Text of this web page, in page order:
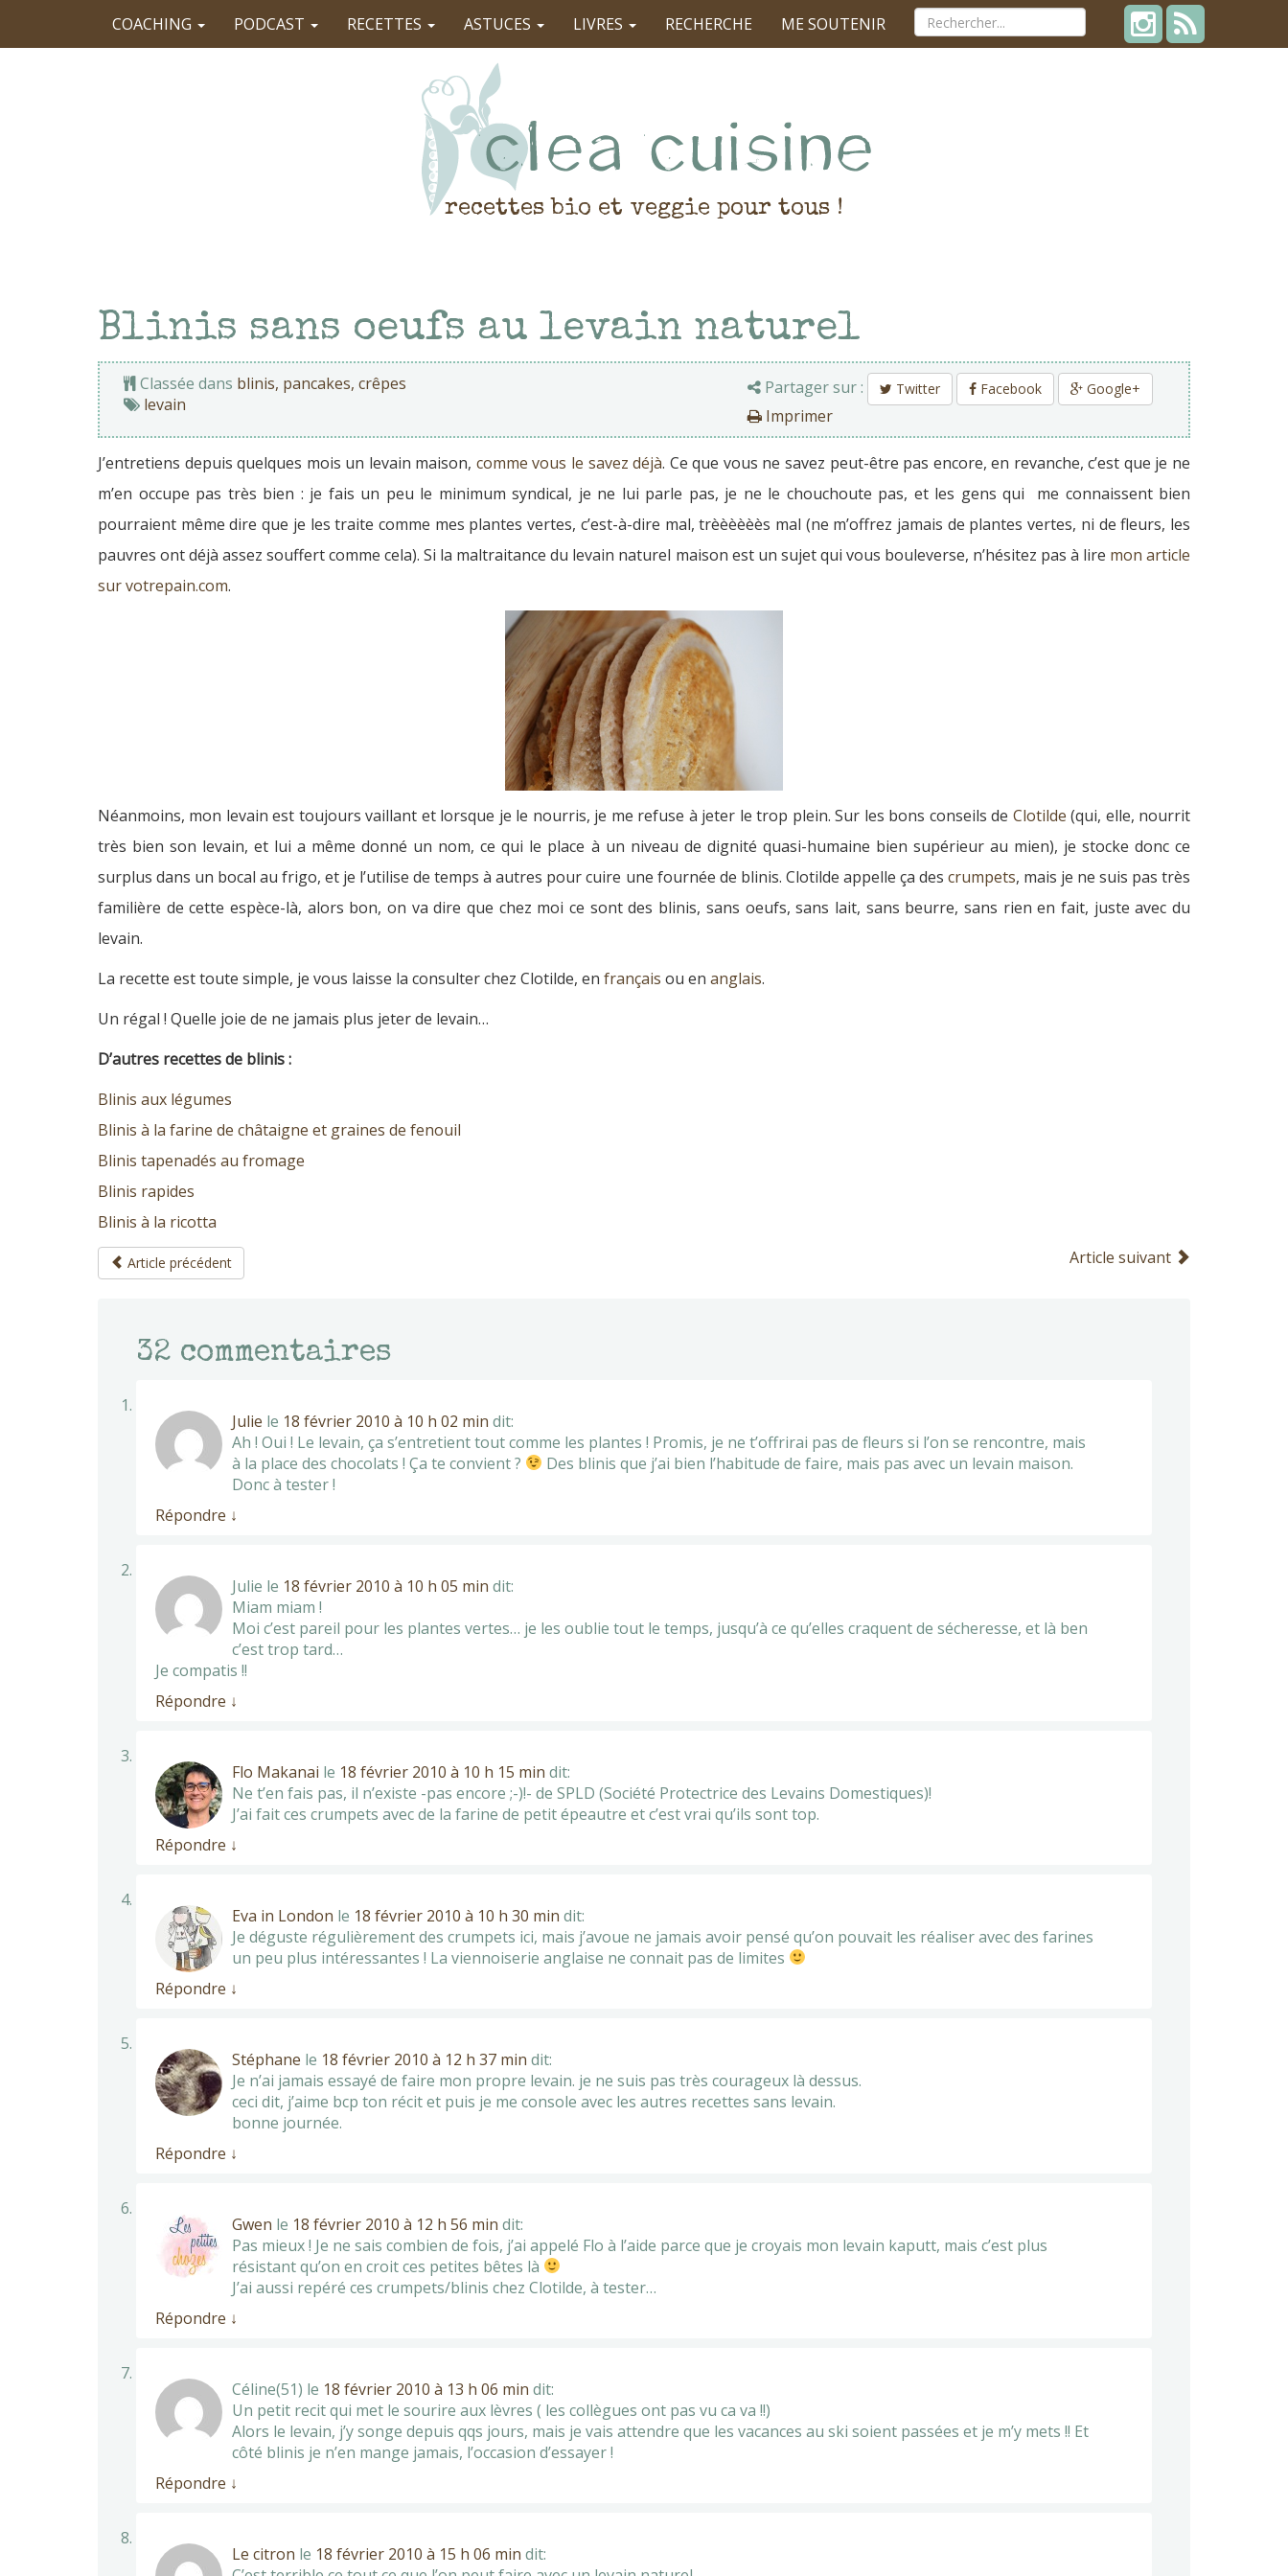
COACHING PODCAST RECETTES ASTUCES LIVRES RECHERCHE ME SOUTENIR
recettes bio et veggie pour tous !
Blinis sans oeufs au levain naturel
Classée dans blinis, pancakes, crêpes
levain
Partager sur : Twitter Facebook Google+
Imprimer
J’entretiens depuis quelques mois un levain maison, comme vous le savez déjà. Ce que vous ne savez peut-être pas encore, en revanche, c’est que je ne
m’en occupe pas très bien : je fais un peu le minimum syndical, je ne lui parle pas, je ne le chouchoute pas, et les gens qui me connaissent bien
pourraient même dire que je les traite comme mes plantes vertes, c’est-à-dire mal, trèèèèèès mal (ne m’offrez jamais de plantes vertes, ni de fleurs, les
pauvres ont déjà assez souffert comme cela). Si la maltraitance du levain naturel maison est un sujet qui vous bouleverse, n’hésitez pas à lire mon article
sur votrepain.com.
Néanmoins, mon levain est toujours vaillant et lorsque je le nourris, je me refuse à jeter le trop plein. Sur les bons conseils de Clotilde(qui, elle, nourrit
très bien son levain, et lui a même donné un nom, ce qui le place à un niveau de dignité quasi-humaine bien supérieur au mien), je stocke donc ce
surplus dans un bocal au frigo, et je l’utilise de temps à autres pour cuire une fournée de blinis. Clotilde appelle ça des crumpets, mais je ne suis pas très
familière de cette espèce-là, alors bon, on va dire que chez moi ce sont des blinis, sans oeufs, sans lait, sans beurre, sans rien en fait, juste avec du
levain.
La recette est toute simple, je vous laisse la consulter chez Clotilde, en français ou en anglais.
Un régal ! Quelle joie de ne jamais plus jeter de levain…
D’autres recettes de blinis :
Blinis aux légumes
Blinis à la farine de châtaigne et graines de fenouil
Blinis tapenadés au fromage
Blinis rapides
Blinis à la ricotta
Article précédent Article suivant
32 commentaires
Julie le 18 février 2010 à 10 h 02 min dit:
Ah ! Oui ! Le levain, ça s’entretient tout comme les plantes ! Promis, je ne t’offrirai pas de fleurs si l’on se rencontre, mais
à la place des chocolats ! Ça te convient ?
Des blinis que j’ai bien l’habitude de faire, mais pas avec un levain maison.
Donc à tester !
Répondre ↓
Julie le 18 février 2010 à 10 h 05 min dit:
Miam miam !
Moi c’est pareil pour les plantes vertes… je les oublie tout le temps, jusqu’à ce qu’elles craquent de sécheresse, et là ben
c’est trop tard…
Je compatis !!
Répondre ↓
Flo Makanai le 18 février 2010 à 10 h 15 min dit:
Ne t’en fais pas, il n’existe -pas encore ;-)!- de SPLD (Société Protectrice des Levains Domestiques)!
J’ai fait ces crumpets avec de la farine de petit épeautre et c’est vrai qu’ils sont top.
Répondre ↓
Eva in London le 18 février 2010 à 10 h 30 min dit:
Je déguste régulièrement des crumpets ici, mais j’avoue ne jamais avoir pensé qu’on pouvait les réaliser avec des farines
un peu plus intéressantes ! La viennoiserie anglaise ne connait pas de limites
Répondre ↓
Stéphane le 18 février 2010 à 12 h 37 min dit:
Je n’ai jamais essayé de faire mon propre levain. je ne suis pas très courageux là dessus.
ceci dit, j’aime bcp ton récit et puis je me console avec les autres recettes sans levain.
bonne journée.
Répondre ↓
Gwen le 18 février 2010 à 12 h 56 min dit:
Pas mieux ! Je ne sais combien de fois, j’ai appelé Flo à l’aide parce que je croyais mon levain kaputt, mais c’est plus
résistant qu’on en croit ces petites bêtes là
J’ai aussi repéré ces crumpets/blinis chez Clotilde, à tester…
Répondre ↓
Céline(51) le 18 février 2010 à 13 h 06 min dit:
Un petit recit qui met le sourire aux lèvres ( les collègues ont pas vu ca va !!)
Alors le levain, j’y songe depuis qqs jours, mais je vais attendre que les vacances au ski soient passées et je m’y mets !! Et
côté blinis je n’en mange jamais, l’occasion d’essayer !
Répondre ↓
Le citron le 18 février 2010 à 15 h 06 min dit: